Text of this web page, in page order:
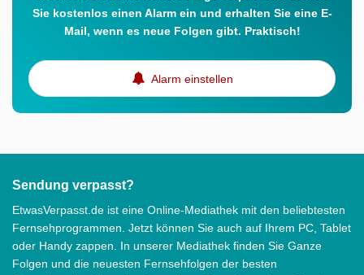
Sie kostenlos einen Alarm ein und erhalten Sie eine E-
Mail, wenn es neue Folgen gibt. Praktisch!
Alarm einstellen
Sendung verpasst?
EtwasVerpasst.de ist eine Online-Mediathek mit den beliebtesten
Fernsehprogrammen. Jetzt können Sie auch auf Ihrem PC, Tablet
oder Handy zappen. In unserer Mediathek finden Sie Ganze
Folgen und die neuesten Fernsehfolgen der besten